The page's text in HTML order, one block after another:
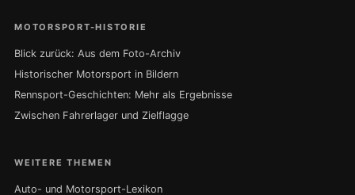
MOTORSPORT-HISTORIE
Blick zurück: Aus dem Foto-Archiv
Historischer Motorsport in Bildern
Rennsport-Geschichten: Mehr als Ergebnisse
Zwischen Fahrerlager und Zielflagge
WEITERE THEMEN
Auto- und Motorsport-Lexikon